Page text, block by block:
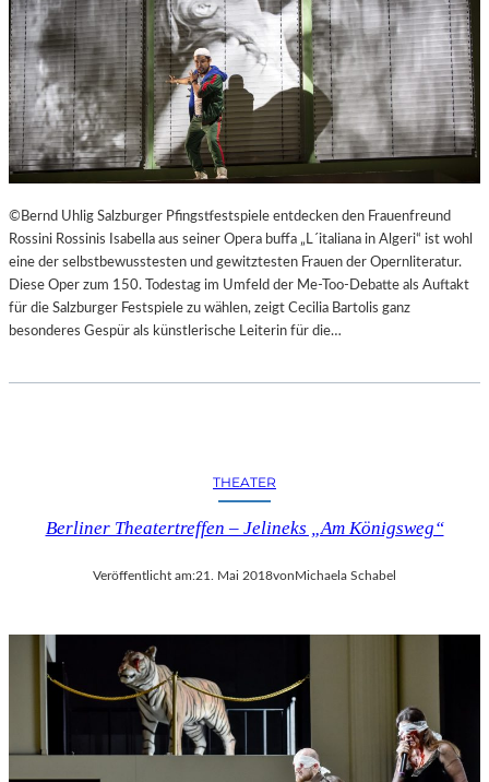
©Bernd Uhlig Salzburger Pfingstfestspiele entdecken den Frauenfreund
Rossini Rossinis Isabella aus seiner Opera buffa „L´italiana in Algeri“ ist wohl
eine der selbstbewusstesten und gewitztesten Frauen der Opernliteratur.
Diese Oper zum 150. Todestag im Umfeld der Me-Too-Debatte als Auftakt
für die Salzburger Festspiele zu wählen, zeigt Cecilia Bartolis ganz
besonderes Gespür als künstlerische Leiterin für die…
THEATER
Berliner Theatertreffen – Jelineks „Am Königsweg“
Veröffentlicht am:21. Mai 2018vonMichaela Schabel